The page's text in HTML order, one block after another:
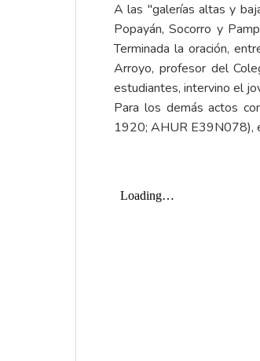
A las "galerías altas y
Popayán, Socorro y
Terminada la oración,
Arroyo, profesor del
estudiantes, intervino el
Para los demás actos
1920; AHUR E39N078),